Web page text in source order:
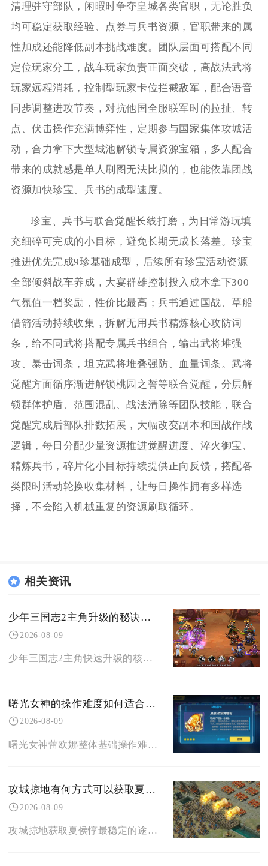
清理驻守部队，闲暇时争夺皇城各类官职，无论胜负
均可稳定获取经验、点券与兵书资源，官职带来的属
性加成还能降低副本挑战难度。团队层面可搭配不同
定位玩家分工，战车玩家负责正面突破，高战法武将
玩家远程消耗，控制型玩家卡位拦截敌军，配合语音
同步调整进攻节奏，对抗他国全服联军时的拉扯、转
点、伏击操作充满博弈性，定期参与国家集体攻城活
动，合力拿下大型城池解锁专属资源宝箱，多人配合
带来的成就感是单人刷图无法比拟的，也能依靠团战
资源加快珍宝、兵书的成型速度。
珍宝、兵书与联合觉醒长线打磨，为日常游玩填
充细碎可完成的小目标，避免长期无成长落差。珍宝
推进优先完成9珍基础成型，后续所有珍宝活动资源
全部倾斜战车养成，大宴群雄控制投入成本拿下300
气氛值一档奖励，性价比最高；兵书通过国战、草船
借箭活动持续收集，拆解无用兵书精炼核心攻防词
条，给不同武将搭配专属兵书组合，输出武将堆强
攻、暴击词条，坦克武将堆叠强防、血量词条。武将
觉醒方面循序渐进解锁桃园之誓等联合觉醒，分层解
锁群体护盾、范围混乱、战法清除等团队技能，联合
觉醒完成后部队排数拓展，大幅改变副本和国战作战
逻辑，每日分配少量资源推进觉醒进度、淬火御宝、
精炼兵书，碎片化小目标持续提供正向反馈，搭配各
类限时活动轮换收集材料，让每日操作拥有多样选
择，不会陷入机械重复的资源刷取循环。
相关资讯
少年三国志2主角升级的秘诀是什么
2026-08-09
少年三国志2主角快速升级的核心秘诀，是优先主线任务拉满基础经验、精细化管控全部体力资源、全
曙光女神的操作难度如何适合新手玩家吗
2026-08-09
曙光女神蕾欧娜整体基础操作难度偏低，完全适合新手玩家入门辅助位置，仅团战节奏把控与技能预判
攻城掠地有何方式可以获取夏侯惇
2026-08-09
攻城掠地获取夏侯惇最稳定的途径为通关56级长坂坡副本后酒馆招募，同时还能依靠限时活动碎片合